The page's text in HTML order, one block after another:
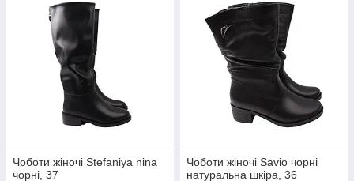
Чоботи жіночі Stefaniya nina
чорні, 37
Чоботи жіночі Savio чорні
натуральна шкіра, 36